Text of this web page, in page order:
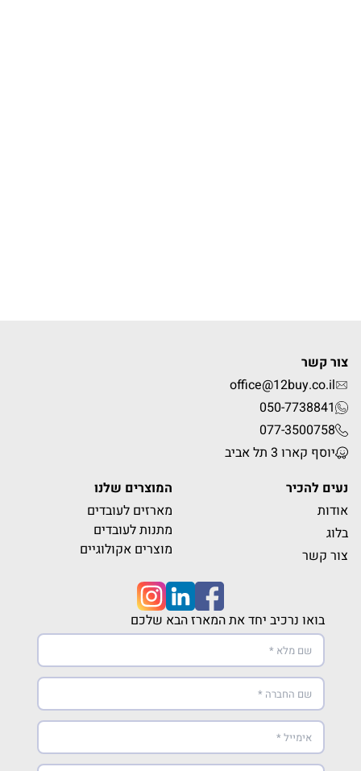
צור קשר
office@12buy.co.il
050-7738841
077-3500758
יוסף קארו 3 תל אביב
נעים להכיר
אודות
בלוג
צור קשר
המוצרים שלנו
מארזים לעובדים
מתנות לעובדים
מוצרים אקולוגיים
בואו נרכיב יחד את המארז הבא שלכם